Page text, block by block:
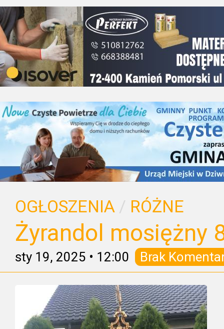
OGŁOSZENIA / RÓŻNE
Żyrandol mosiężny
sty 19, 2025 • 12:00 Brak